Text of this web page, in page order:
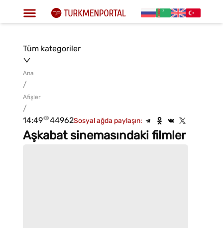
Tüm kategoriler
Ana
/
Afişler
/
14:49
44962Sosyal ağda paylaşın:
Aşkabat sinemasındaki filmler